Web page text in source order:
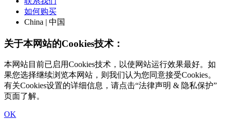
如何购买
China | 中国
关于本网站的Cookies技术：
本网站目前已启用Cookies技术，以使网站运行效果最好。如
果您选择继续浏览本网站，则我们认为您同意接受Cookies。
有关Cookies设置的详细信息，请点击“法律声明 & 隐私保护”
页面了解。
OK